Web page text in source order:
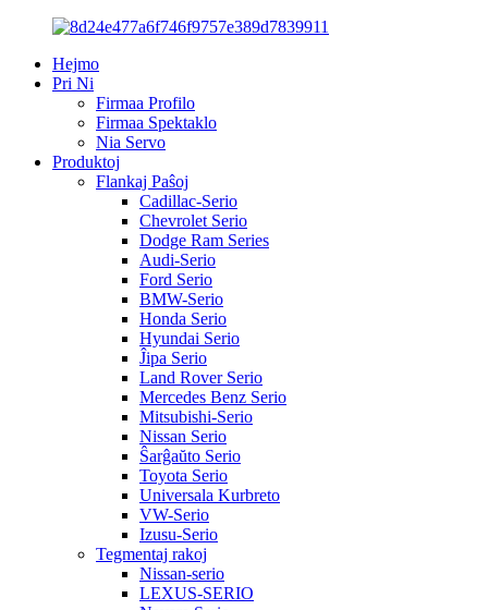
Hejmo
Pri Ni
Firmaa Profilo
Firmaa Spektaklo
Nia Servo
Produktoj
Flankaj Paŝoj
Cadillac-Serio
Chevrolet Serio
Dodge Ram Series
Audi-Serio
Ford Serio
BMW-Serio
Honda Serio
Hyundai Serio
Ĵipa Serio
Land Rover Serio
Mercedes Benz Serio
Mitsubishi-Serio
Nissan Serio
Ŝarĝaŭto Serio
Toyota Serio
Universala Kurbreto
VW-Serio
Izusu-Serio
Tegmentaj rakoj
Nissan-serio
LEXUS-SERIO